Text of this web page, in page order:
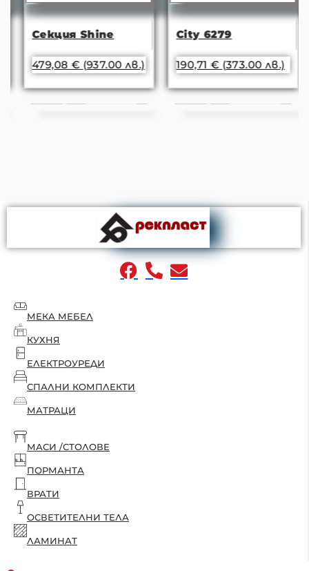
Секция Shine
479,08€ (937.00 лв.)
City 6279
190,71€ (373.00 лв.)
МЕКА МЕБЕЛ
КУХНЯ
ЕЛЕКТРОУРЕДИ
СПАЛНИ КОМПЛЕКТИ
МАТРАЦИ
МАСИ /СТОЛОВЕ
ПОРМАНТА
ВРАТИ
ОСВЕТИТЕЛНИ ТЕЛА
ЛАМИНАТ